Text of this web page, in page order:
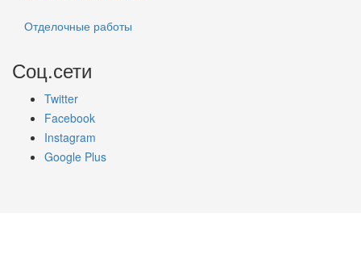
Отделочные работы
Соц.сети
Twitter
Facebook
Instagram
Google Plus